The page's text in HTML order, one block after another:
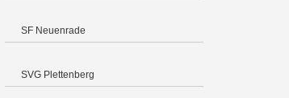
SF Neuenrade
SVG Plettenberg